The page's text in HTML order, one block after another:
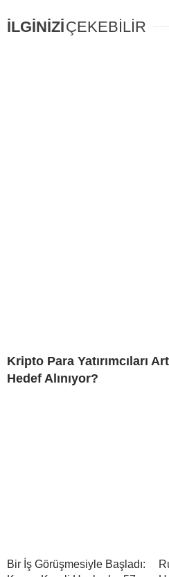
İLGİNİZİÇEKEBİLİR
Kripto Para Yatırımcıları
Hedef Alınıyor?
Bir İş Görüşmesiyle Başladı: